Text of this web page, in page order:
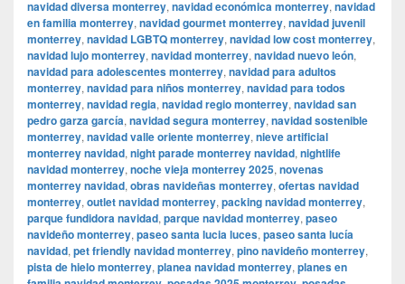
navidad diversa monterrey, navidad económica monterrey, navidad
en familia monterrey, navidad gourmet monterrey, navidad juvenil
monterrey, navidad LGBTQ monterrey, navidad low cost monterrey,
navidad lujo monterrey, navidad monterrey, navidad nuevo león,
navidad para adolescentes monterrey, navidad para adultos
monterrey, navidad para niños monterrey, navidad para todos
monterrey, navidad regia, navidad regio monterrey, navidad san
pedro garza garcía, navidad segura monterrey, navidad sostenible
monterrey, navidad valle oriente monterrey, nieve artificial
monterrey navidad, night parade monterrey navidad, nightlife
navidad monterrey, noche vieja monterrey 2025, novenas
monterrey navidad, obras navideñas monterrey, ofertas navidad
monterrey, outlet navidad monterrey, packing navidad monterrey,
parque fundidora navidad, parque navidad monterrey, paseo
navideño monterrey, paseo santa lucia luces, paseo santa lucía
navidad, pet friendly navidad monterrey, pino navideño monterrey,
pista de hielo monterrey, planea navidad monterrey, planes en